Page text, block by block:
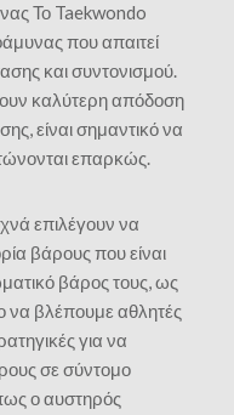
Το Taekwondo
που απαιτεί
και συντονισμού.
καλύτερη απόδοση
είναι σημαντικό να
επαρκώς.
επιλέγουν να
βάρους που είναι
βάρος τους, ως
να βλέπουμε αθλητές
για να
σε σύντομο
ο αυστηρός